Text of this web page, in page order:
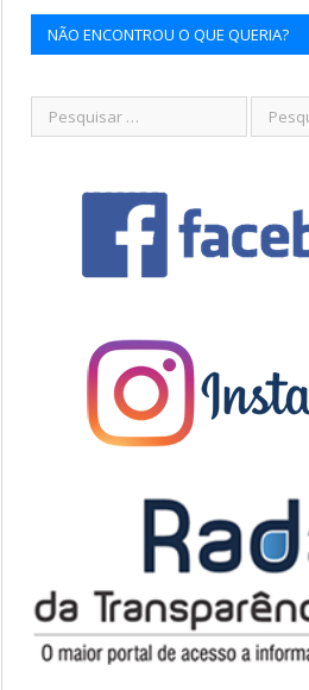
NÃO ENCONTROU O QUE QUERIA?